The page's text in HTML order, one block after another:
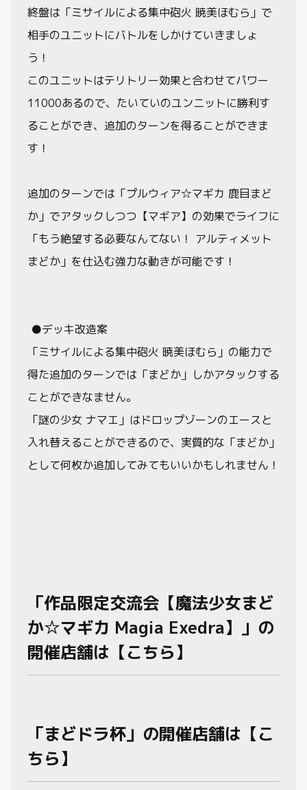
終盤は「ミサイルによる集中砲火 暁美ほむら」で
相手のユニットにバトルをしかけていきましょ
う！
このユニットはテリトリー効果と合わせてパワー
11000あるので、たいていのユンニットに勝利す
ることができ、追加のターンを得ることができま
す！
追加のターンでは「プルウィア☆マギカ 鹿目まど
か」でアタックしつつ【マギア】の効果でライフに
「もう絶望する必要なんてない！ アルティメット
まどか」を仕込む強力な動きが可能です！
●デッキ改造案
「ミサイルによる集中砲火 暁美ほむら」の能力で
得た追加のターンでは「まどか」しかアタックする
ことができなません。
「謎の少女 ナマエ」はドロップゾーンのエースと
入れ替えることができるので、実質的な「まどか」
として何枚か追加してみてもいいかもしれません！
「作品限定交流会【魔法少女まど
か☆マギカ Magia Exedra】」の
開催店舗は【こちら】
「まどドラ杯」の開催店舗は【こ
ちら】